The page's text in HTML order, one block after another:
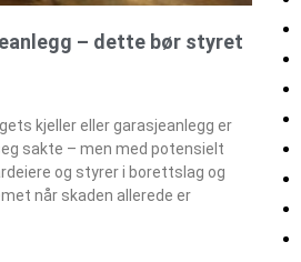
– dette bør styret
kjeller eller garasjeanlegg er
sakte – men med potensielt
og styrer i borettslag og
når skaden allerede er